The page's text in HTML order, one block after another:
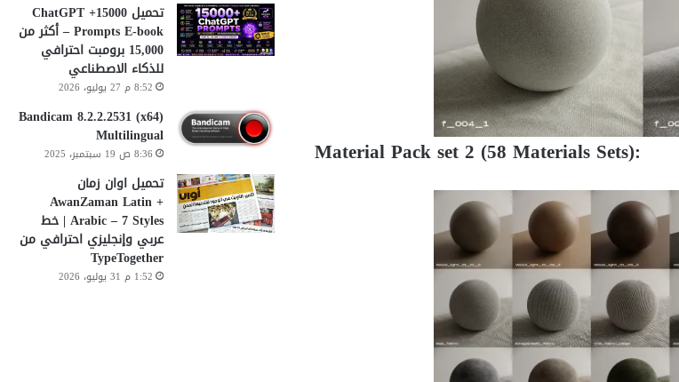
Material Pack set 2 (58 Materials Sets):
تحميل 15000+ ChatGPT
Prompts E-book – أكثر من
15,000 برومبت احترافي
للذكاء الاصطناعي
8:52 م 27 يوليو، 2026
Bandicam 8.2.2.2531 (x64)
Multilingual
8:36 ص 19 سبتمبر، 2025
تحميل اوان زمان
AwanZaman Latin +
Arabic – 7 Styles | خط
عربي وإنجليزي احترافي من
TypeTogether
1:52 م 31 يوليو، 2026